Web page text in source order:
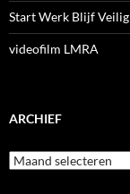
Start Werk Blijf Veilig
videofilm LMRA
ARCHIEF
Archief